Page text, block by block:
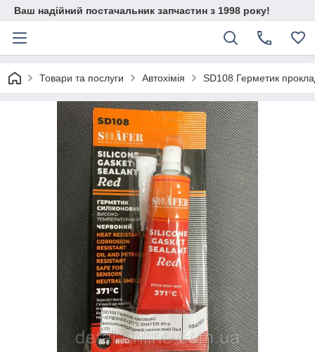
Ваш надійний постачальник запчастин з 1998 року!
Товари та послуги Автохімія SD108 Герметик